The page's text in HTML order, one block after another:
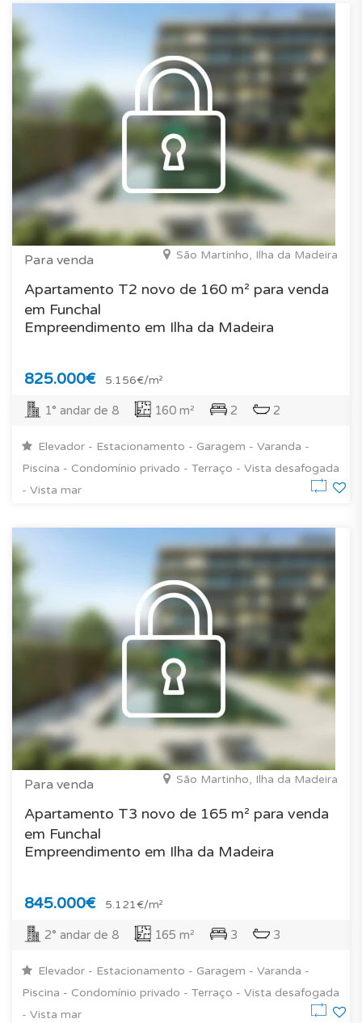
Para venda São Martinho, Ilha da Madeira
Apartamento T2 novo de 160 m² para venda
em Funchal
Empreendimento em Ilha da Madeira
825.000€ 5.156€/m²
1° andar de 8 160 m² 2 2
Elevador - Estacionamento - Garagem - Varanda -
Piscina - Condomínio privado - Terraço - Vista desafogada
- Vista mar
Para venda São Martinho, Ilha da Madeira
Apartamento T3 novo de 165 m² para venda
em Funchal
Empreendimento em Ilha da Madeira
845.000€ 5.121€/m²
2° andar de 8 165 m² 3 3
Elevador - Estacionamento - Garagem - Varanda -
Piscina - Condomínio privado - Terraço - Vista desafogada
- Vista mar